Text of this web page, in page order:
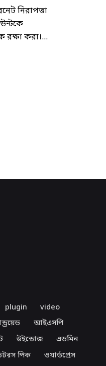
নিরাপত্তা
রক্ষা করা।...
plugin
video
আইএসপি
উইন্ডোজ
এডমিন
পিক
ওয়ার্ডপ্রেস